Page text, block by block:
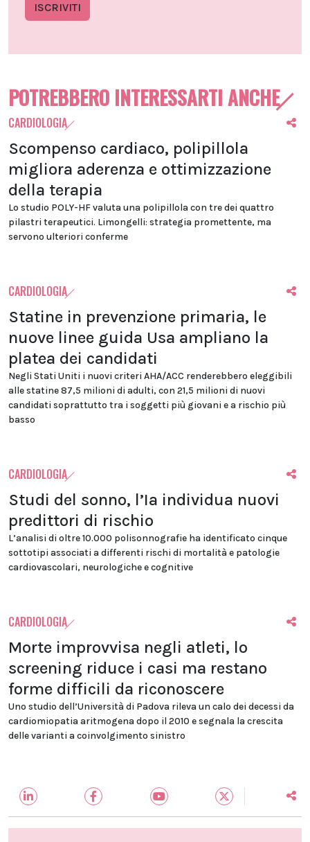
ISCRIVITI
POTREBBERO INTERESSARTI ANCHE
CARDIOLOGIA
Scompenso cardiaco, polipillola
migliora aderenza e ottimizzazione
della terapia
Lo studio POLY-HF valuta una polipillola con tre dei quattro
pilastri terapeutici. Limongelli: strategia promettente, ma
servono ulteriori conferme
CARDIOLOGIA
Statine in prevenzione primaria, le
nuove linee guida Usa ampliano la
platea dei candidati
Negli Stati Uniti i nuovi criteri AHA/ACC renderebbero eleggibili
alle statine 87,5 milioni di adulti, con 21,5 milioni di nuovi
candidati soprattutto tra i soggetti più giovani e a rischio più
basso
CARDIOLOGIA
Studi del sonno, l’Ia individua nuovi
predittori di rischio
L’analisi di oltre 10.000 polisonnografie ha identificato cinque
sottotipi associati a differenti rischi di mortalità e patologie
cardiovascolari, neurologiche e cognitive
CARDIOLOGIA
Morte improvvisa negli atleti, lo
screening riduce i casi ma restano
forme difficili da riconoscere
Uno studio dell’Università di Padova rileva un calo dei decessi da
cardiomiopatia aritmogena dopo il 2010 e segnala la crescita
delle varianti a coinvolgimento sinistro